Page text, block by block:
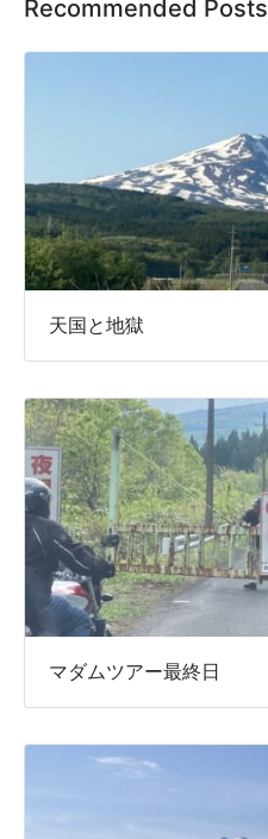
Recommended Posts
天国と地獄
マダムツアー最終日